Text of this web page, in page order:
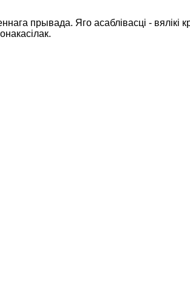
прывада. Яго асаблівасці -